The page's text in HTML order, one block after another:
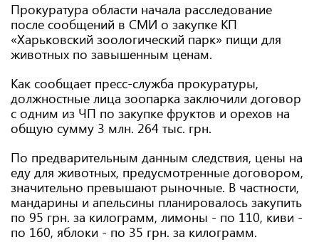
Прокуратура области начала расследование
после сообщений в СМИ о закупке КП
«Харьковский зоологический парк» пищи для
животных по завышенным ценам.
Как сообщает пресс-служба прокуратуры,
должностные лица зоопарка заключили договор
с одним из ЧП по закупке фруктов и орехов на
общую сумму 3 млн. 264 тыс. грн.
По предварительным данным следствия, цены на
еду для животных, предусмотренные договором,
значительно превышают рыночные. В частности,
мандарины и апельсины планировалось закупить
по 95 грн. за килограмм, лимоны - по 110, киви -
по 160, яблоки - по 35 грн. за килограмм.